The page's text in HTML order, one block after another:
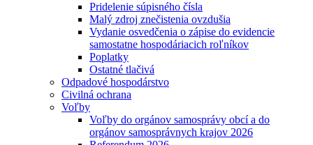
Pridelenie súpisného čísla
Malý zdroj znečistenia ovzdušia
Vydanie osvedčenia o zápise do evidencie
samostatne hospodáriacich roľníkov
Poplatky
Ostatné tlačivá
Odpadové hospodárstvo
Civilná ochrana
Voľby
Voľby do orgánov samosprávy obcí a do
orgánov samosprávnych krajov 2026